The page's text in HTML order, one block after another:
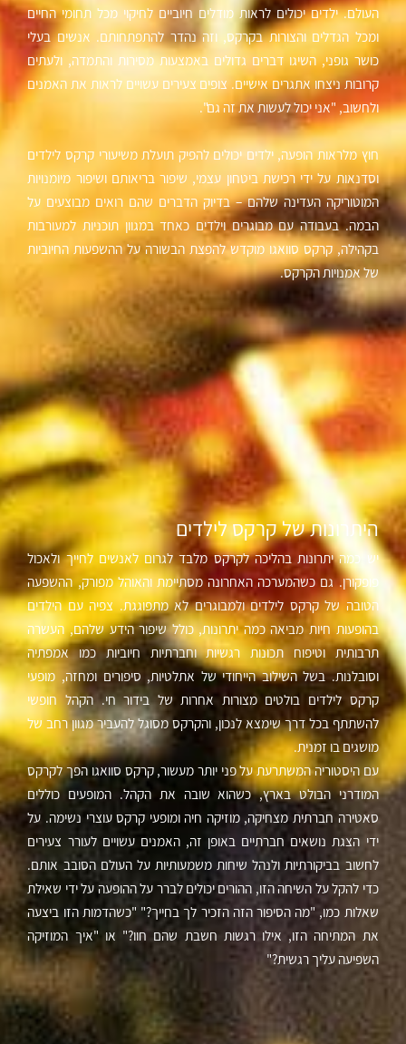
העולם. ילדים יכולים לראות מודלים חיוביים לחיקוי מכל תחומי החיים
ומכל הגדלים והצורות בקרקס, וזה נהדר להתפתחותם. אנשים בעלי
כושר גופני, השיגו דברים גדולים באמצעות מסירות והתמדה, ולעתים
קרובות ניצחו אתגרים אישיים. צופים צעירים עשויים לראות את האמנים
ולחשוב, "אני יכול לעשות את זה גם".
חוץ מלראות הופעה, ילדים יכולים להפיק תועלת משיעורי קרקס לילדים
וסדנאות על ידי רכישת ביטחון עצמי, שיפור בריאותם ושיפור מיומנויות
המוטוריקה העדינה שלהם – בדיוק הדברים שהם רואים מבוצעים על
הבמה. בעבודה עם מבוגרים וילדים כאחד במגוון תוכניות למעורבות
בקהילה, קרקס סוואגו מוקדש להפצת הבשורה על ההשפעות החיוביות
של אמנויות הקרקס.
היתרונות של קרקס לילדים
יש כמה יתרונות בהליכה לקרקס מלבד לגרום לאנשים לחייך ולאכול
פופקורן. גם כשהמערכה האחרונה מסתיימת והאוהל מפורק, ההשפעה
הטובה של קרקס לילדים ולמבוגרים לא מתפוגגת. צפיה עם הילדים
בהופעות חיות מביאה כמה יתרונות, כולל שיפור הידע שלהם, העשרה
תרבותית וטיפוח תכונות רגשיות וחברתיות חיוביות כמו אמפתיה
וסובלנות. בשל השילוב הייחודי של אתלטיות, סיפורים ומחזה, מופעי
קרקס לילדים בולטים מצורות אחרות של בידור חי. הקהל חופשי
להשתתף בכל דרך שימצא לנכון, והקרקס מסוגל להעביר מגוון רחב של
מושגים בו זמנית.
עם היסטוריה המשתרעת על פני יותר מעשור, קרקס סוואגו הפך לקרקס
המודרני הבולט בארץ, כשהוא שובה את הקהל. המופעים כוללים
סאטירה חברתית מצחיקה, מוזיקה חיה ומופעי קרקס עוצרי נשימה. על
ידי הצגת נושאים חברתיים באופן זה, האמנים עשויים לעורר צעירים
לחשוב בביקורתיות ולנהל שיחות משמעותיות על העולם הסובב אותם.
כדי להקל על השיחה הזו, ההורים יכולים לברר על ההופעה על ידי שאילת
שאלות כמו, "מה הסיפור הזה הזכיר לך בחייך?" "כשהדמות הזו ביצעה
את המתיחה הזו, אילו רגשות חשבת שהם חוו?" או "איך המוזיקה
השפיעה עליך רגשית?"